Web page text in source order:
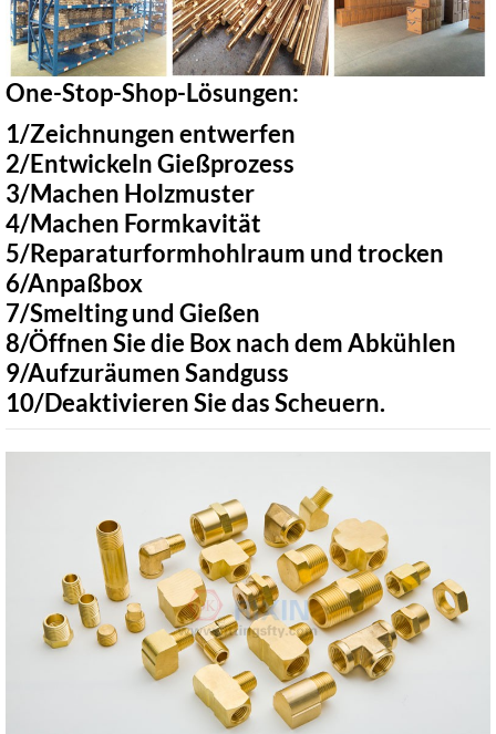
One-Stop-Shop-Lösungen:
1/Zeichnungen entwerfen
2/Entwickeln Gießprozess
3/Machen Holzmuster
4/Machen Formkavität
5/Reparaturformhohlraum und trocken
6/Anpaßbox
7/Smelting und Gießen
8/Öffnen Sie die Box nach dem Abkühlen
9/Aufzuräumen Sandguss
10/Deaktivieren Sie das Scheuern.